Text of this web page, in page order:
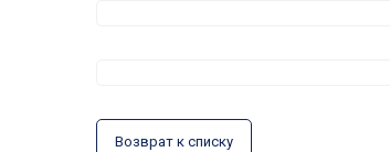
Возврат к списку